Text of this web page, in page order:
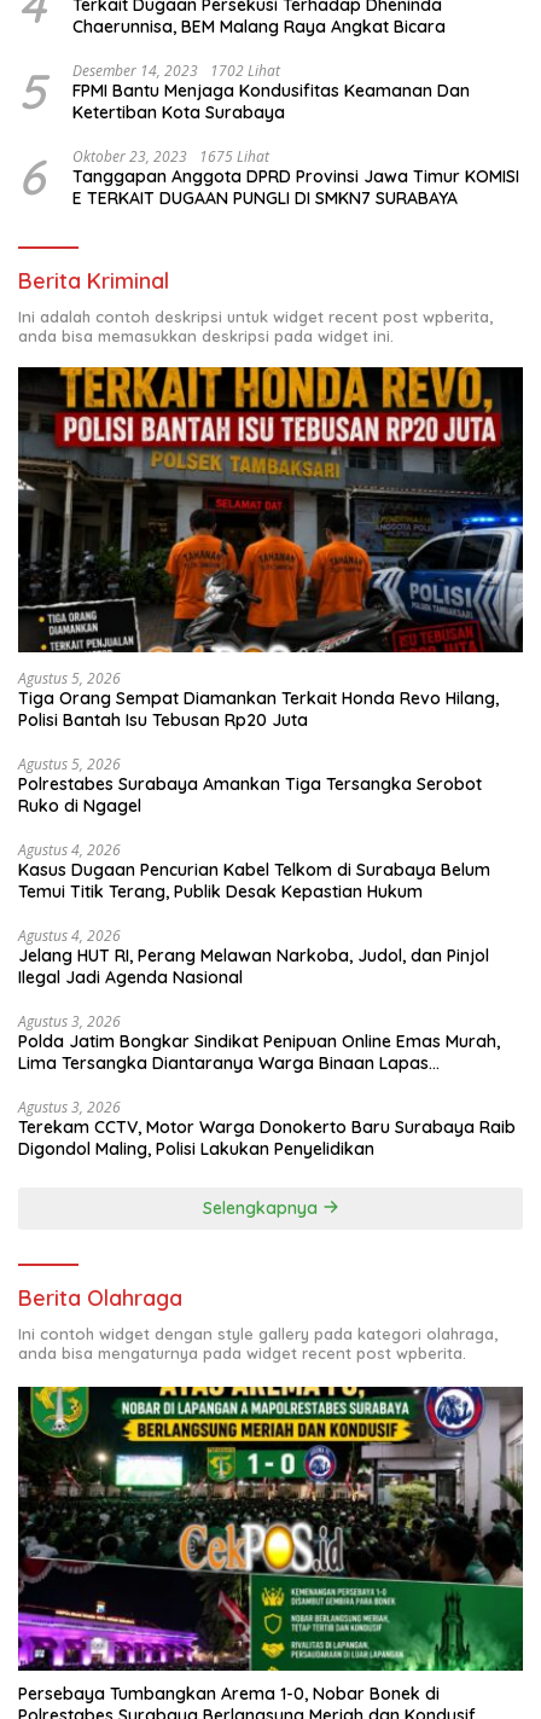
Terkait Dugaan Persekusi Terhadap Dheninda
Chaerunnisa, BEM Malang Raya Angkat Bicara
5 Desember 14, 2023 1702 Lihat
FPMI Bantu Menjaga Kondusifitas Keamanan Dan
Ketertiban Kota Surabaya
6 Oktober 23, 2023 1675 Lihat
Tanggapan Anggota DPRD Provinsi Jawa Timur KOMISI
E TERKAIT DUGAAN PUNGLI DI SMKN7 SURABAYA
Berita Kriminal
Ini adalah contoh deskripsi untuk widget recent post wpberita,
anda bisa memasukkan deskripsi pada widget ini.
Agustus 5, 2026
Tiga Orang Sempat Diamankan Terkait Honda Revo Hilang,
Polisi Bantah Isu Tebusan Rp20 Juta
Agustus 5, 2026
Polrestabes Surabaya Amankan Tiga Tersangka Serobot
Ruko di Ngagel
Agustus 4, 2026
Kasus Dugaan Pencurian Kabel Telkom di Surabaya Belum
Temui Titik Terang, Publik Desak Kepastian Hukum
Agustus 4, 2026
Jelang HUT RI, Perang Melawan Narkoba, Judol, dan Pinjol
Ilegal Jadi Agenda Nasional
Agustus 3, 2026
Polda Jatim Bongkar Sindikat Penipuan Online Emas Murah,
Lima Tersangka Diantaranya Warga Binaan Lapas
Agustus 3, 2026
Terekam CCTV, Motor Warga Donokerto Baru Surabaya Raib
Digondol Maling, Polisi Lakukan Penyelidikan
Selengkapnya
Berita Olahraga
Ini contoh widget dengan style gallery pada kategori olahraga,
anda bisa mengaturnya pada widget recent post wpberita.
Persebaya Tumbangkan Arema 1-0, Nobar Bonek di